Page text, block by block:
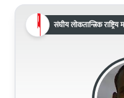
संघीय लोकतान्त्रिक राष्ट्रिय